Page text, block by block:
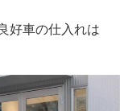
好車の仕入れは